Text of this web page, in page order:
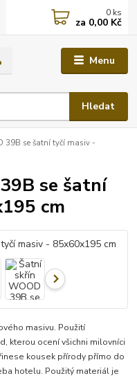
Menu
Hledat
0 ks
za 0,00 Kč
39B se šatní tyčí masiv -
se šatní
cm
masivu. Použití
kterou ocení všichni milovníci
kousek přírody přímo do
hotelu. Použitý materiál je